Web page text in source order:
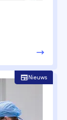
Nieuws